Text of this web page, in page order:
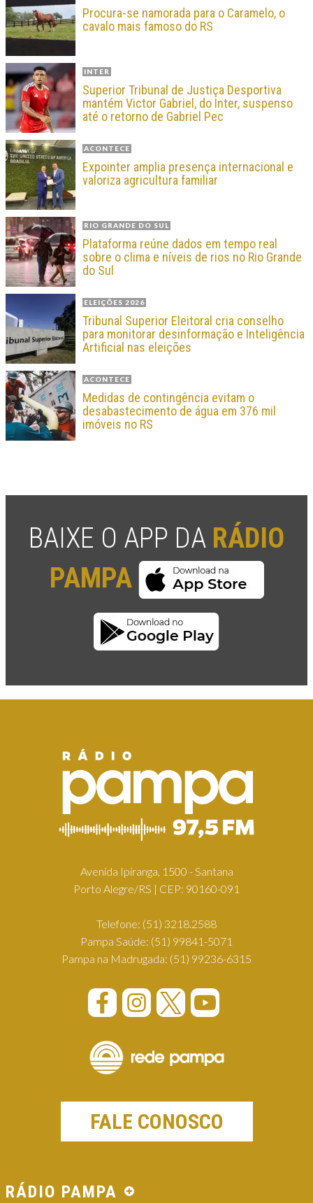
Procura-se namorada para o Caramelo, o
cavalo mais famoso do RS
INTER
Superior Tribunal de Justiça Desportiva
mantém Victor Gabriel, do Inter, suspenso
até o retorno de Gabriel Pec
ACONTECE
Expointer amplia presença internacional e
valoriza agricultura familiar
RIO GRANDE DO SUL
Plataforma reúne dados em tempo real
sobre o clima e níveis de rios no Rio Grande
do Sul
ELEIÇÕES 2026
Tribunal Superior Eleitoral cria conselho
para monitorar desinformação e Inteligência
Artificial nas eleições
ACONTECE
Medidas de contingência evitam o
desabastecimento de água em 376 mil
imóveis no RS
BAIXE O APP DA RÁDIO
PAMPA
Avenida Ipiranga, 1500 - Santana
Porto Alegre/RS | CEP: 90160-091
Telefone: (51) 3218.2588
Pampa Saúde: (51) 99841-5071
Pampa na Madrugada: (51) 99236-6315
FALE CONOSCO
RÁDIO PAMPA